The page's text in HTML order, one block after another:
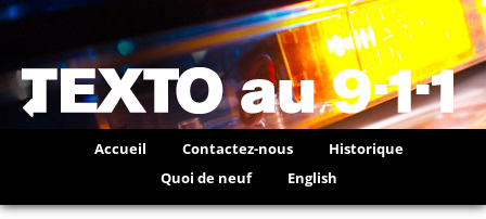
Accueil Contactez-nous
Historique
Quoi de neuf
English